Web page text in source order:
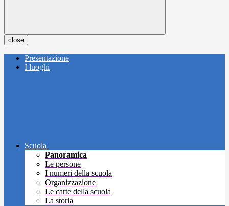
close
Presentazione
I luoghi
Scuola
Panoramica
Le persone
I numeri della scuola
Organizzazione
Le carte della scuola
La storia